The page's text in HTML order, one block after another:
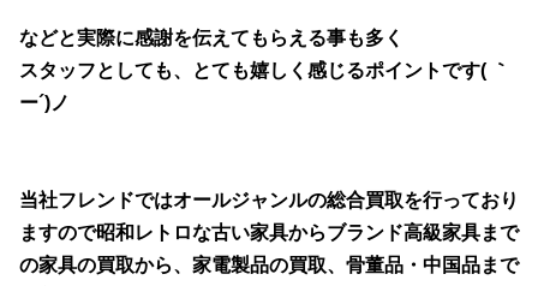
などと実際に感謝を伝えてもらえる事も多く
スタッフとしても、とても嬉しく感じるポイントです( ｀
ー´)ノ
当社フレンドではオールジャンルの総合買取を行っており
ますので昭和レトロな古い家具からブランド高級家具まで
の家具の買取から、家電製品の買取、骨董品・中国品まで